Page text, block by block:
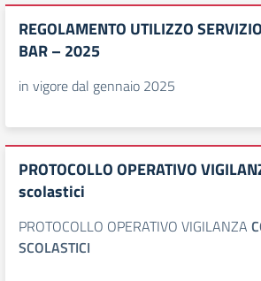
REGOLAMENTO UTILIZZO
BAR – 2025
in vigore dal gennaio 2025
PROTOCOLLO OPERATIVO
scolastici
PROTOCOLLO OPERATIVO VIGILANZA
SCOLASTICI